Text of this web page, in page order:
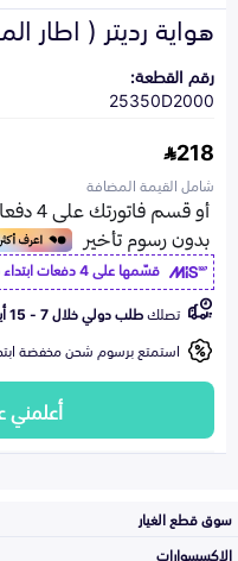
هواية رديتر ( اطار
رقم القطعة:
25350D2000
218
شامل القيمة المضافة
قسّمها على 4 دفعات ابتداء من
تصلكطلب دولي خلال 7 - 15 أيام عمل
استمتع برسوم شحن مخفضة
أعلمني
سوق قطع الغيار
الاكسسوارات